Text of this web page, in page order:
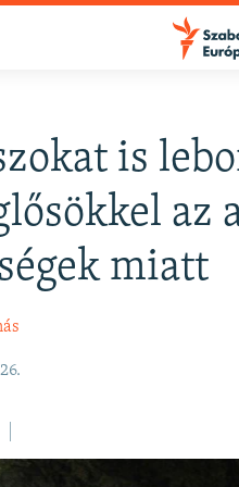
is
az
miatt
Apple